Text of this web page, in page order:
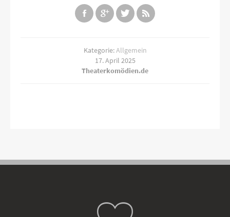
Kategorie:Allgemein
17. April 2025
Theaterkomödien.de